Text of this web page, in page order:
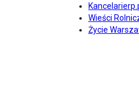
Wieści
Życie